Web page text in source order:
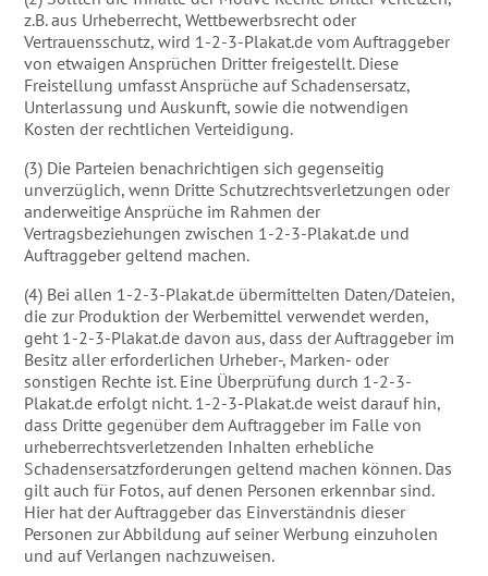
z.B. aus Urheberrecht, Wettbewerbsrecht oder
Vertrauensschutz, wird 1-2-3-Plakat.de vom Auftraggeber
von etwaigen Ansprüchen Dritter freigestellt. Diese
Freistellung umfasst Ansprüche auf Schadensersatz,
Unterlassung und Auskunft, sowie die notwendigen
Kosten der rechtlichen Verteidigung.
(3) Die Parteien benachrichtigen sich gegenseitig
unverzüglich, wenn Dritte Schutzrechtsverletzungen oder
anderweitige Ansprüche im Rahmen der
Vertragsbeziehungen zwischen 1-2-3-Plakat.de und
Auftraggeber geltend machen.
(4) Bei allen 1-2-3-Plakat.de übermittelten Daten/Dateien,
die zur Produktion der Werbemittel verwendet werden,
geht 1-2-3-Plakat.de davon aus, dass der Auftraggeber im
Besitz aller erforderlichen Urheber-, Marken- oder
sonstigen Rechte ist. Eine Überprüfung durch 1-2-3-
Plakat.de erfolgt nicht. 1-2-3-Plakat.de weist darauf hin,
dass Dritte gegenüber dem Auftraggeber im Falle von
urheberrechtsverletzenden Inhalten erhebliche
Schadensersatzforderungen geltend machen können. Das
gilt auch für Fotos, auf denen Personen erkennbar sind.
Hier hat der Auftraggeber das Einverständnis dieser
Personen zur Abbildung auf seiner Werbung einzuholen
und auf Verlangen nachzuweisen.